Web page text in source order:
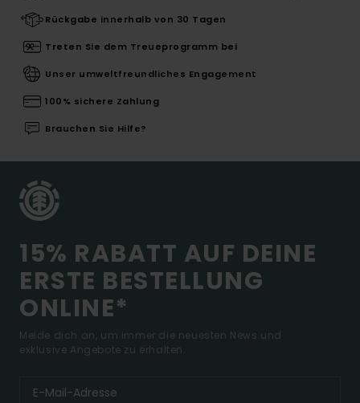
Rückgabe innerhalb von 30 Tagen
Treten Sie dem Treueprogramm bei
Unser umweltfreundliches Engagement
100% sichere Zahlung
Brauchen Sie Hilfe?
15% RABATT AUF DEINE
ERSTE BESTELLUNG
ONLINE*
Melde dich an, um immer die neuesten News und
exklusive Angebote zu erhalten.